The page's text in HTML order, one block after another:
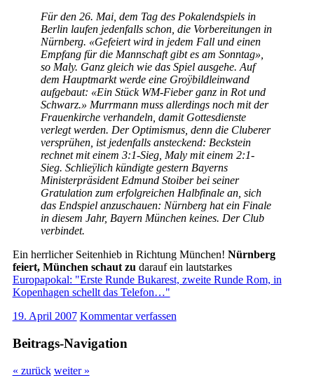
Für den 26. Mai, dem Tag des Pokalendspiels in
Berlin laufen jedenfalls schon, die Vorbereitungen in
Nürnberg. «Gefeiert wird in jedem Fall und einen
Empfang für die Mannschaft gibt es am Sonntag»,
so Maly. Ganz gleich wie das Spiel ausgehe. Auf
dem Hauptmarkt werde eine Groÿbildleinwand
aufgebaut: «Ein Stück WM-Fieber ganz in Rot und
Schwarz.» Murrmann muss allerdings noch mit der
Frauenkirche verhandeln, damit Gottesdienste
verlegt werden. Der Optimismus, denn die Cluberer
versprühen, ist jedenfalls ansteckend: Beckstein
rechnet mit einem 3:1-Sieg, Maly mit einem 2:1-
Sieg. Schlieÿlich kündigte gestern Bayerns
Ministerpräsident Edmund Stoiber bei seiner
Gratulation zum erfolgreichen Halbfinale an, sich
das Endspiel anzuschauen: Nürnberg hat ein Finale
in diesem Jahr, Bayern München keines. Der Club
verbindet.
Ein herrlicher Seitenhieb in Richtung München! Nürnberg
feiert, München schaut zu darauf ein lautstarkes
Europapokal: "Erste Runde Bukarest, zweite Runde Rom, in
Kopenhagen schellt das Telefon…"
19. April 2007 Kommentar verfassen
Beitrags-Navigation
« zurück weiter »